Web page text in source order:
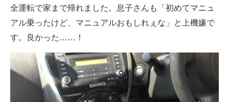
全運転で家まで帰れました。息子さんも「初めてマニュ
アル乗ったけど、マニュアルおもしれぇな」と上機嫌で
す。良かった……！